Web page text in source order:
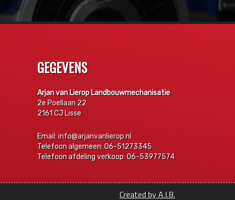
GEGEVENS
Arjan van Lierop Landbouwmechanisatie
2e Poellaan 22
2161 CJ Lisse
Email: info@arjanvanlierop.nl
Telefoon algemeen: 06-51273345
Telefoon afdeling verkoop: 06-53977574
Created by A.I.B.